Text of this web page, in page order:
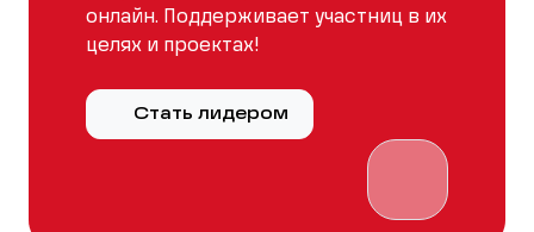
онлайн. Поддерживает участниц в их
целях и проектах!
Стать лидером